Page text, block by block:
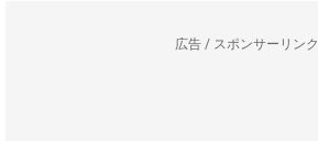
広告 / スポンサーリンク